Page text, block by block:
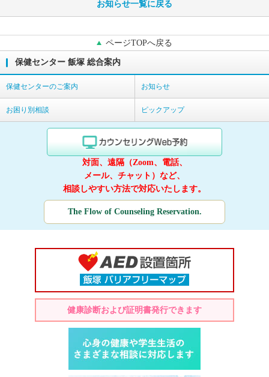
お知らせ一覧に戻る
ページTOPへ戻る
保健センター 飯塚 総合案内
保健センターのご案内 お知らせ
お困り別相談 ピックアップ
対面、遠隔（Zoom、電話、
メール、チャット）など、
相談しやすい方法で対応いたします。
The Flow of Counseling Reservation.
健康診断および証明書発行できます